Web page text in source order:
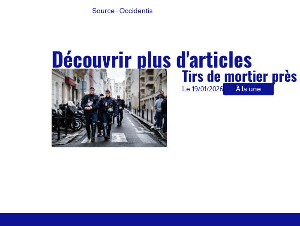
Source : Occidentis
Découvrir plus d'articles
Tirs de mortier
Le 19/01/2026 À la une